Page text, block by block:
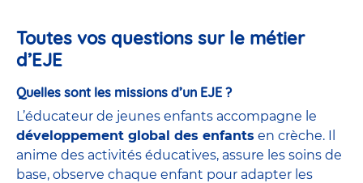
Toutes vos questions sur le métier
d’EJE
Quelles sont les missions d’un EJE ?
L’éducateur de jeunes enfants accompagne le
développement global des enfants en crèche. Il
anime des activités éducatives, assure les soins de
base, observe chaque enfant pour adapter les